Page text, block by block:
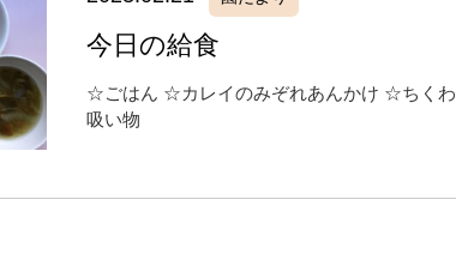
今日の給食
☆ごはん ☆カレイのみぞれあんかけ ☆ちく
吸い物